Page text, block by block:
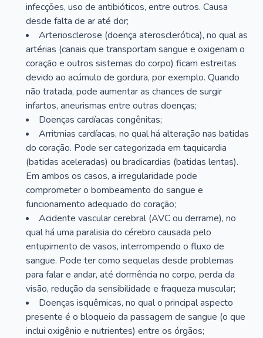
infecções, uso de antibióticos, entre outros. Causa
desde falta de ar até dor;
Arteriosclerose (doença aterosclerótica), no qual as
artérias (canais que transportam sangue e oxigenam o
coração e outros sistemas do corpo) ficam estreitas
devido ao acúmulo de gordura, por exemplo. Quando
não tratada, pode aumentar as chances de surgir
infartos, aneurismas entre outras doenças;
Doenças cardíacas congênitas;
Arritmias cardíacas, no qual há alteração nas batidas
do coração. Pode ser categorizada em taquicardia
(batidas aceleradas) ou bradicardias (batidas lentas).
Em ambos os casos, a irregularidade pode
comprometer o bombeamento do sangue e
funcionamento adequado do coração;
Acidente vascular cerebral (AVC ou derrame), no
qual há uma paralisia do cérebro causada pelo
entupimento de vasos, interrompendo o fluxo de
sangue. Pode ter como sequelas desde problemas
para falar e andar, até dormência no corpo, perda da
visão, redução da sensibilidade e fraqueza muscular;
Doenças isquêmicas, no qual o principal aspecto
presente é o bloqueio da passagem de sangue (o que
inclui oxigênio e nutrientes) entre os órgãos;